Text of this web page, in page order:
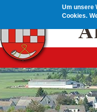
Um unsere
Cookies.